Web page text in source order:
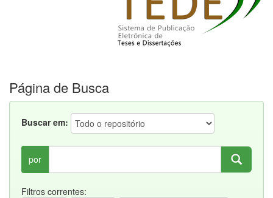
Página de Busca
Buscar em:
por
Filtros correntes: